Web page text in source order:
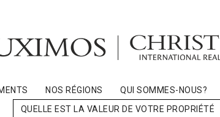
NOS RÉGIONS QUI SOMMES-NOUS?
QUELLE EST LA VALEUR DE VOTRE PROPRIÉTÉ